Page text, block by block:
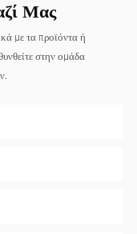
Μας
με τα προϊόντα ή
στην ομάδα